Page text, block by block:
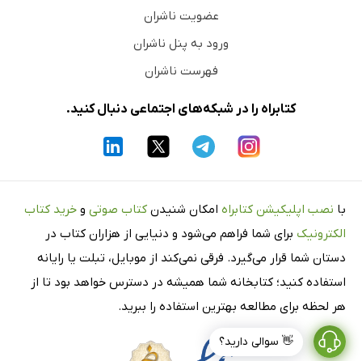
👋 سوالی دارید؟
عضویت ناشران
ورود به پنل ناشران
فهرست ناشران
کتابراه را در شبکه‌های اجتماعی دنبال کنید.
با نصب اپلیکیشن کتابراه امکان شنیدن کتاب صوتی و خرید کتاب
الکترونیک برای شما فراهم می‌شود و دنیایی از هزاران کتاب در
دستان شما قرار می‌گیرد. فرقی نمی‌کند از موبایل، تبلت یا رایانه
استفاده کنید؛ کتابخانه شما همیشه در دسترس خواهد بود تا از
هر لحظه برای مطالعه بهترین استفاده را ببرید.